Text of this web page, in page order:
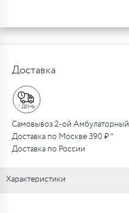
Доставка
Самовывоз 2-ой Амбулаторный
Доставка по Москве 390 ₽ *
Доставка по России
Характеристики